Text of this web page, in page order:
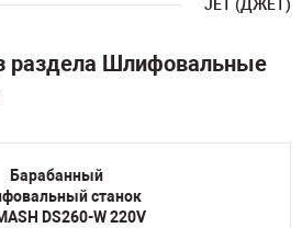
JET (ДЖЕТ)
раздела Шлифовальные
Барабанный
станок
DS260-W 220V